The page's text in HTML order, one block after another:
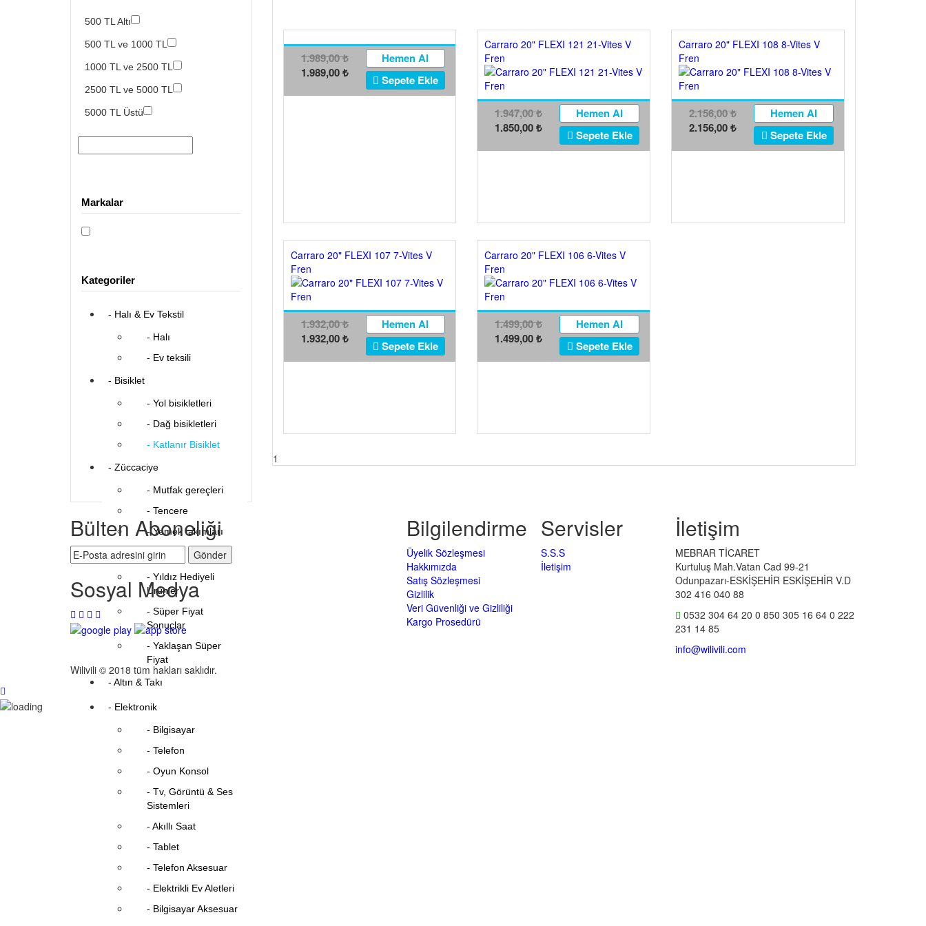
500 TL Altı
500 TL ve 1000 TL
1000 TL ve 2500 TL
2500 TL ve 5000 TL
5000 TL Üstü
Markalar
Kategoriler
- Halı & Ev Tekstil
- Halı
- Ev teksili
- Bisiklet
- Yol bisikletleri
- Dağ bisikletleri
- Katlanır Bisiklet
- Züccaciye
- Mutfak gereçleri
- Tencere
- Yemek takımları
- Süper Fiyat
- Yıldız Hediyeli
Ürünler
- Süper Fiyat
Sonuçlar
- Yaklaşan Süper
Fiyat
- Altın & Takı
- Elektronik
- Bilgisayar
- Telefon
- Oyun Konsol
- Tv, Görüntü & Ses
Sistemleri
- Akıllı Saat
- Tablet
- Telefon Aksesuar
- Elektrikli Ev Aletleri
- Bilgisayar Aksesuar
1.989,00₺
1.989,00 ₺
Hemen Al
Sepete Ekle
Carraro 20" FLEXI 121 21-Vites V
Fren
1.947,00₺
1.850,00₺
Hemen Al
Sepete Ekle
Carraro 20" FLEXI 108 8-Vites V
Fren
2.156,00₺
2.156,00₺
Hemen Al
Sepete Ekle
Carraro 20" FLEXI 107 7-Vites V
Fren
1.932,00₺
1.932,00 ₺
Hemen Al
Sepete Ekle
Carraro 20" FLEXI 106 6-Vites V
Fren
1.499,00₺
1.499,00₺
Hemen Al
Sepete Ekle
1
Bülten Aboneliği
Sosyal Medya
Bilgilendirme
Üyelik Sözleşmesi
Hakkımızda
Satış Sözleşmesi
Gizlilik
Veri Güvenliği ve Gizliliği
Kargo Prosedürü
Servisler
S.S.S
İletişim
İletişim
MEBRAR TİCARET
Kurtuluş Mah.Vatan Cad 99-21
Odunpazarı-ESKİŞEHİR ESKİŞEHİR V.D
302 416 040 88
0532 304 64 20 0 850 305 16 64 0 222
231 14 85
info@wilivili.com
Wilivili © 2018 tüm hakları saklıdır.